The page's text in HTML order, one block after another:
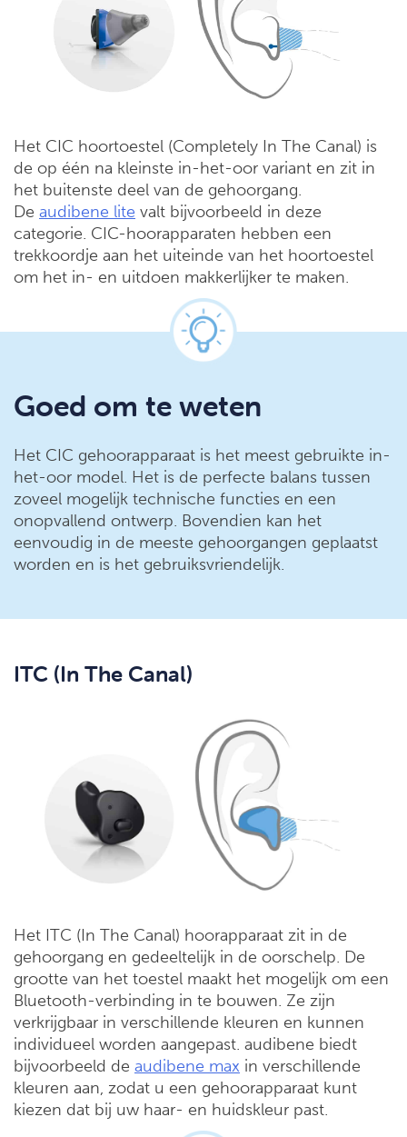
Het CIC hoortoestel (Completely In The Canal) is
de op één na kleinste in-het-oor variant en zit in
het buitenste deel van de gehoorgang.
De audibene lite valt bijvoorbeeld in deze
categorie. CIC-hoorapparaten hebben een
trekkoordje aan het uiteinde van het hoortoestel
om het in- en uitdoen makkerlijker te maken.
Goed om te weten
Het CIC gehoorapparaat is het meest gebruikte in-
het-oor model. Het is de perfecte balans tussen
zoveel mogelijk technische functies en een
onopvallend ontwerp. Bovendien kan het
eenvoudig in de meeste gehoorgangen geplaatst
worden en is het gebruiksvriendelijk.
ITC (In The Canal)
Het ITC (In The Canal) hoorapparaat zit in de
gehoorgang en gedeeltelijk in de oorschelp. De
grootte van het toestel maakt het mogelijk om een
Bluetooth-verbinding in te bouwen. Ze zijn
verkrijgbaar in verschillende kleuren en kunnen
individueel worden aangepast. audibene biedt
bijvoorbeeld de audibene max in verschillende
kleuren aan, zodat u een gehoorapparaat kunt
kiezen dat bij uw haar- en huidskleur past.